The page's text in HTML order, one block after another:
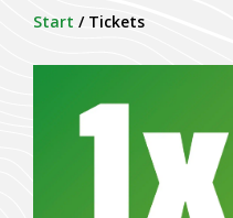
Start / Tickets